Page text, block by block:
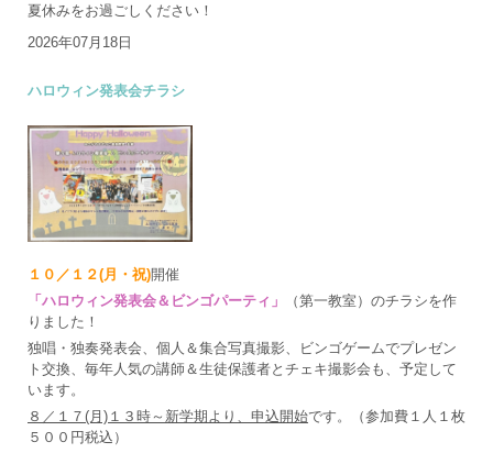
夏休みをお過ごしください！
2026年07月18日
ハロウィン発表会チラシ
１０／１２(月・祝)開催
「ハロウィン発表会＆ビンゴパーティ」
（第一教室）のチラシを作
りました！
独唱・独奏発表会、個人＆集合写真撮影、ビンゴゲームでプレゼン
ト交換、毎年人気の講師＆生徒保護者とチェキ撮影会も、予定して
います。
８／１７(月)１３時～新学期より、申込開始です。（参加費１人１枚
５００円税込）